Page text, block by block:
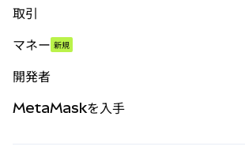
取引
パーペチュアル
RWA
マネー 新規
開発者
MetaMaskを入手